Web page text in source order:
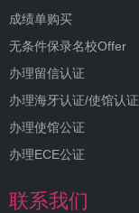
成绩单购买
无条件保录名校Offer
办理留信认证
办理海牙认证/使馆认证
办理使馆公证
办理ECE公证
联系我们